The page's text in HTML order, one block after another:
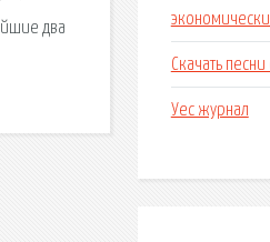
два
Скачать
Уес журнал